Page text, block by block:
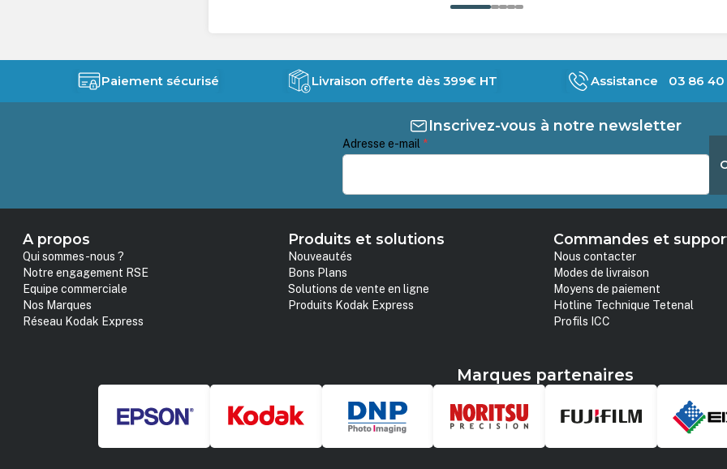
Paiement sécurisé Livraison offerte dès 399€ HT Assistance 03 86 40
Inscrivez-vous à notre newsletter
Adresse e-mail *
A propos
Qui sommes-nous ?
Notre engagement RSE
Equipe commerciale
Nos Marques
Réseau Kodak Express
Produits et solutions
Nouveautés
Bons Plans
Solutions de vente en ligne
Produits Kodak Express
Commandes et
Nous contacter
Modes de livraison
Moyens de paiement
Hotline Technique Tetenal
Profils ICC
Marques partenaires